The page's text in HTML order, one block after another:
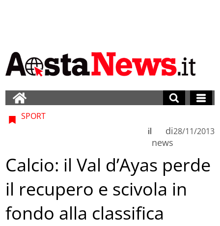
SPORT
di
news
il 28/11/2013
Calcio: il Val d’Ayas perde
il recupero e scivola in
fondo alla classifica